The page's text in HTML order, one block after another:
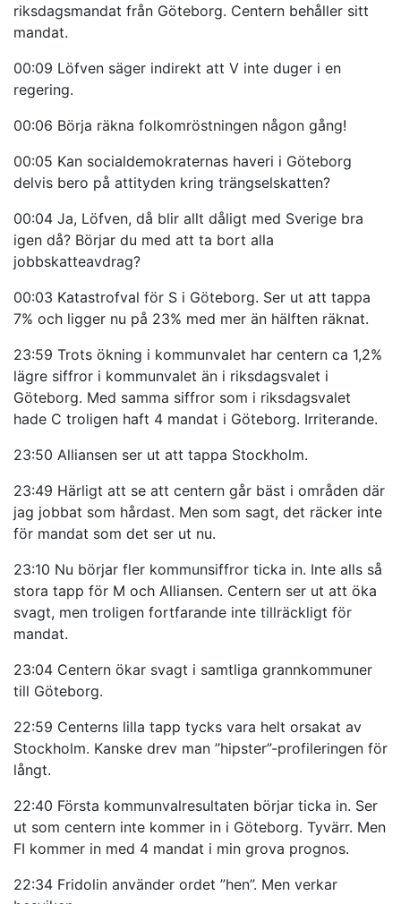
riksdagsmandat från Göteborg. Centern behåller sitt
mandat.
00:09 Löfven säger indirekt att V inte duger i en
regering.
00:06 Börja räkna folkomröstningen någon gång!
00:05 Kan socialdemokraternas haveri i Göteborg
delvis bero på attityden kring trängselskatten?
00:04 Ja, Löfven, då blir allt dåligt med Sverige bra
igen då? Börjar du med att ta bort alla
jobbskatteavdrag?
00:03 Katastrofval för S i Göteborg. Ser ut att tappa
7% och ligger nu på 23% med mer än hälften räknat.
23:59 Trots ökning i kommunvalet har centern ca 1,2%
lägre siffror i kommunvalet än i riksdagsvalet i
Göteborg. Med samma siffror som i riksdagsvalet
hade C troligen haft 4 mandat i Göteborg. Irriterande.
23:50 Alliansen ser ut att tappa Stockholm.
23:49 Härligt att se att centern går bäst i områden där
jag jobbat som hårdast. Men som sagt, det räcker inte
för mandat som det ser ut nu.
23:10 Nu börjar fler kommunsiffror ticka in. Inte alls så
stora tapp för M och Alliansen. Centern ser ut att öka
svagt, men troligen fortfarande inte tillräckligt för
mandat.
23:04 Centern ökar svagt i samtliga grannkommuner
till Göteborg.
22:59 Centerns lilla tapp tycks vara helt orsakat av
Stockholm. Kanske drev man ”hipster”-profileringen för
långt.
22:40 Första kommunvalresultaten börjar ticka in. Ser
ut som centern inte kommer in i Göteborg. Tyvärr. Men
FI kommer in med 4 mandat i min grova prognos.
22:34 Fridolin använder ordet ”hen”. Men verkar